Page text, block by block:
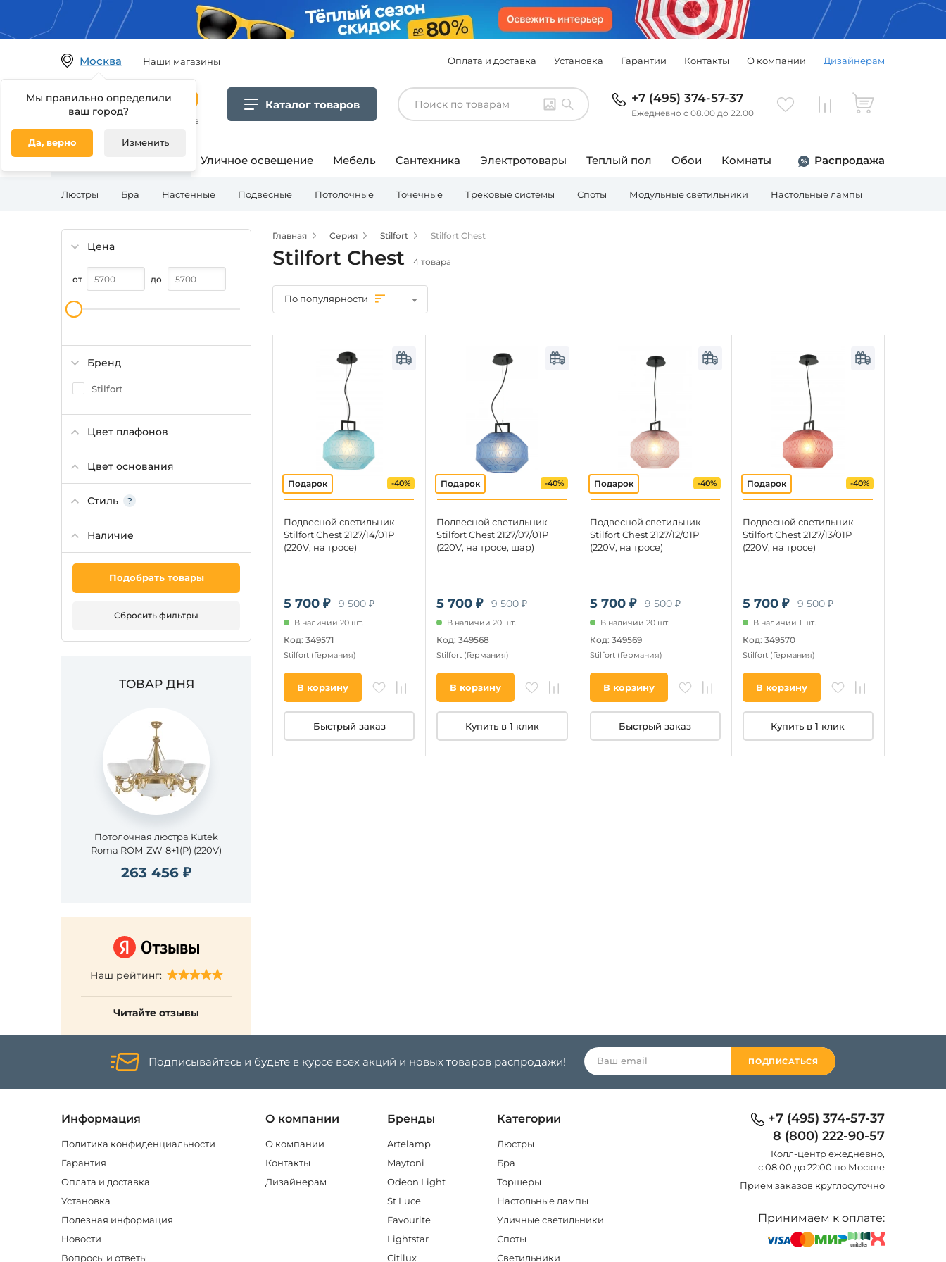
Москва
Мы правильно определили
ваш город?
Да, верно Изменить
Наши магазины Оплата и доставка Установка Гарантии Контакты О компании Дизайнерам
Гипермаркет товаров для дома
Каталог товаров +7 (495) 374-57-37
Ежедневно с 08.00 до 22.00
Освещение для дома Уличное освещение Мебель Сантехника Электротовары Теплый пол Обои Комнаты Распродажа
Люстры Бра Настенные Подвесные Потолочные Точечные Трековые системы Споты Модульные светильники Настольные лампы
Цена
от до
Бренд
Stilfort
Цвет плафонов
Цвет основания
Стиль
Наличие
Подобрать товары
Сбросить фильтры
ТОВАР ДНЯ
Потолочная люстра Kutek
Roma ROM-ZW-8+1(P) (220V)
263 456 ₽
Наш рейтинг:
Читайте отзывы
Главная Серия Stilfort Stilfort Chest
Stilfort Chest 4 товара
По популярности
5 700 ₽ 9 500 ₽
-40%
Подвесной светильник
Stilfort Chest 2127/14/01P
(220V, на тросе)
В наличии 20 шт.
Код: 349571
Stilfort (Германия)
В корзину
Быстрый заказ
5 700 ₽ 9 500 ₽
-40%
Подвесной светильник
Stilfort Chest 2127/07/01P
(220V, на тросе, шар)
В наличии 20 шт.
Код: 349568
Stilfort (Германия)
В корзину
Купить в 1 клик
5 700 ₽ 9 500 ₽
-40%
Подвесной светильник
Stilfort Chest 2127/12/01P
(220V, на тросе)
В наличии 20 шт.
Код: 349569
Stilfort (Германия)
В корзину
Быстрый заказ
5 700 ₽ 9 500 ₽
-40%
Подвесной светильник
Stilfort Chest 2127/13/01P
(220V, на тросе)
В наличии 1 шт.
Код: 349570
Stilfort (Германия)
В корзину
Купить в 1 клик
Подписывайтесь и будьте в курсе всех акций и новых товаров распродажи! ПОДПИСАТЬСЯ
Информация
Политика конфиденциальности
Гарантия
Оплата и доставка
Установка
Полезная информация
Новости
Вопросы и ответы
О компании
О компании
Контакты
Дизайнерам
Бренды
Artelamp
Maytoni
Odeon Light
St Luce
Favourite
Lightstar
Citilux
Категории
Люстры
Бра
Торшеры
Настольные лампы
Уличные светильники
Споты
Светильники
+7 (495) 374-57-37
8 (800) 222-90-57
Колл-центр eжедневно,
с 08:00 до 22:00 по Москве
Прием заказов круглосуточно
Принимаем к оплате: